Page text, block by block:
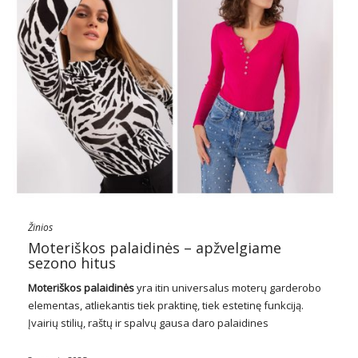
Žinios
Moteriškos palaidinės – apžvelgiame
sezono hitus
Moteriškos palaidinėsyra itin universalus moterų garderobo
elementas, atliekantis tiek praktinę, tiek estetinę funkciją.
Įvairių stilių, raštų ir spalvų gausa daro palaidines